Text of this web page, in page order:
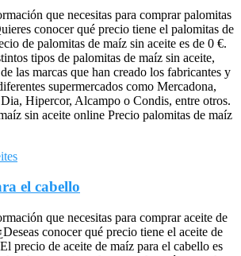
que necesitas para comprar palomitas
conocer qué precio tiene el palomitas de
de palomitas de maíz sin aceite es de 0 €.
tipos de palomitas de maíz sin aceite,
las marcas que han creado los fabricantes y
supermercados como Mercadona,
Hipercor, Alcampo o Condis, entre otros.
sin aceite online Precio palomitas de maíz
el cabello
que necesitas para comprar aceite de
conocer qué precio tiene el aceite de
precio de aceite de maíz para el cabello es